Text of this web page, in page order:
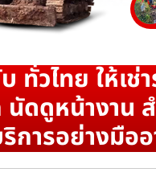
ทั่วไทย ให้เช่
นัดดูหน้างาน
ริการอย่างมือ